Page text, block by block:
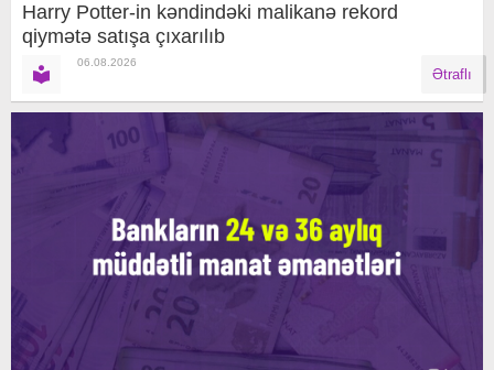
Harry Potter-in kəndindəki malikanə rekord
qiymətə satışa çıxarılıb
06.08.2026
Ətraflı